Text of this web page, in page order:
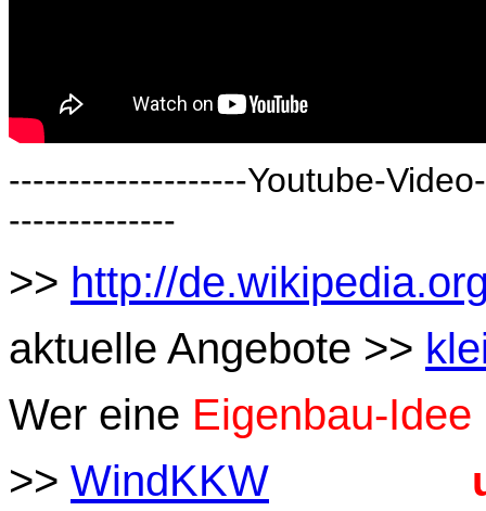
--------------------Youtube-
--------------
>> http://
aktuelle Angebote >>
Wer eine Eigenbau-Idee
>> WindKKW